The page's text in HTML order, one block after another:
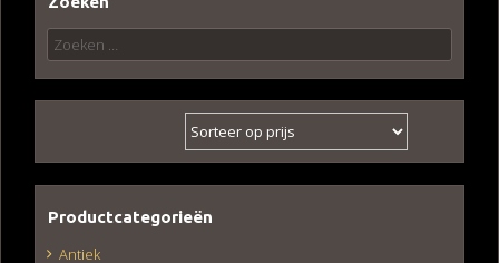
Zoeken
naar:
Productcategorieën
Antiek